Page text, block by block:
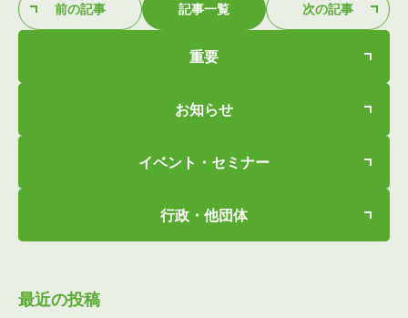
前の記事 記事一覧 次の記事
重要
お知らせ
イベント・セミナー
行政・他団体
最近の投稿